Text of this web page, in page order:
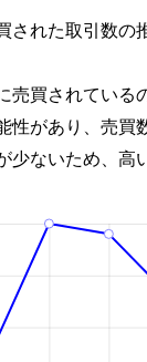
された取引数の
売買されている
性があり、売買
少ないため、高